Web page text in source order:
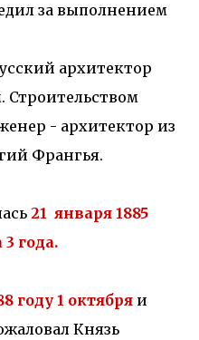
за выполнением
архитектор
- архитектор из
Франгья.
21 января 1885
года.
году 1 октября и
Князь